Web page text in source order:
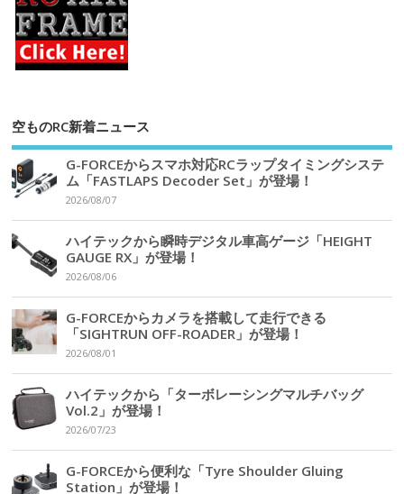
空ものRC新着ニュース
G-FORCEからスマホ対応RCラップタイミングシステ
ム「FASTLAPS Decoder Set」が登場！
2026/08/07
ハイテックから瞬時デジタル車高ゲージ「HEIGHT
GAUGE RX」が登場！
2026/08/06
G-FORCEからカメラを搭載して走行できる
「SIGHTRUN OFF-ROADER」が登場！
2026/08/01
ハイテックから「ターボレーシングマルチバッグ
Vol.2」が登場！
2026/07/23
G-FORCEから便利な「Tyre Shoulder Gluing
Station」が登場！